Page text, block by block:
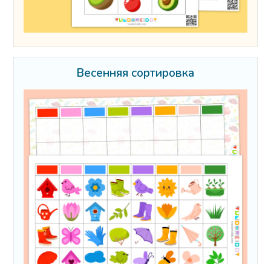
Весенняя сортировка